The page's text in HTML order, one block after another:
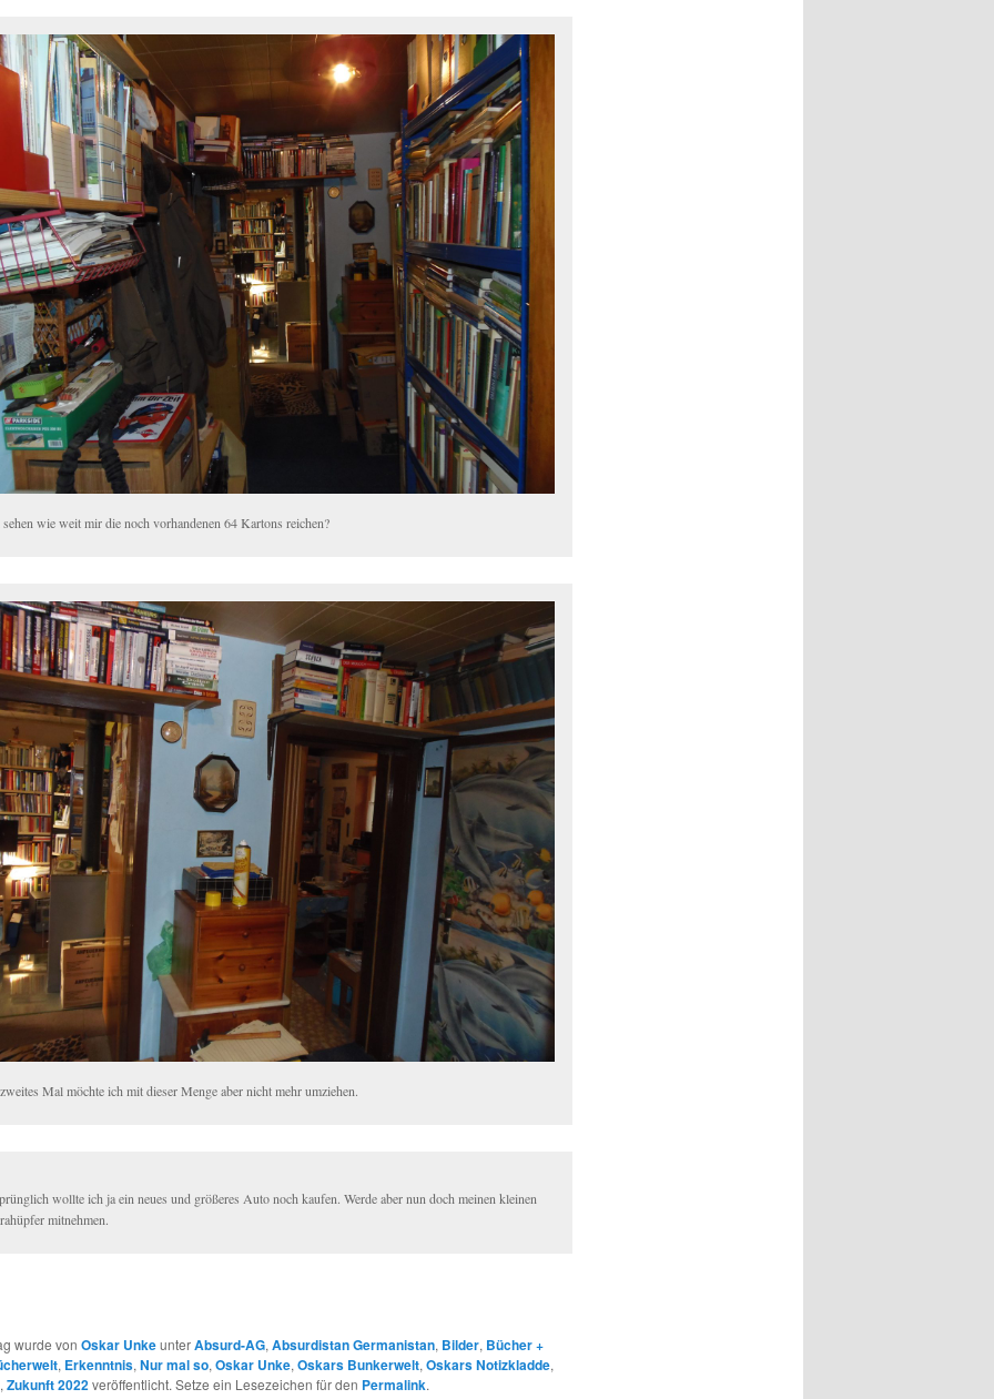
wie weit mir die noch vorhandenen 64 Kartons reichen?
Mal möchte ich mit dieser Menge aber nicht mehr umziehen.
wollte ich ja ein neues und größeres Auto noch kaufen. Werde aber nun doch meinen kleinen
mitnehmen.
wurde von Oskar UnkeunterAbsurd-AG, Absurdistan Germanistan, Bilder, Bücher +
, Erkenntnis, Nur mal so, Oskar Unke, Oskars Bunkerwelt, Oskars Notizkladde,
, Zukunft 2022veröffentlicht. Setze ein Lesezeichen für den Permalink.